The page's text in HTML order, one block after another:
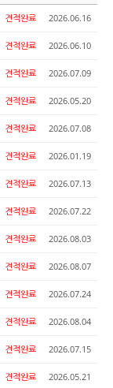
견적완료 2026.06.16
견적완료 2026.06.10
견적완료 2026.07.09
견적완료 2026.05.20
견적완료 2026.07.08
견적완료 2026.01.19
견적완료 2026.07.13
견적완료 2026.07.22
견적완료 2026.08.03
견적완료 2026.08.07
견적완료 2026.07.24
견적완료 2026.08.04
견적완료 2026.07.15
견적완료 2026.05.21